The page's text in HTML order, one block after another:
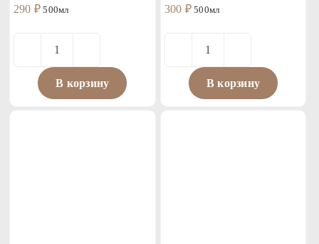
290 ₽ 500мл
товара
Бжни
В корзину
300 ₽500мл
товара
Ной
В корзину